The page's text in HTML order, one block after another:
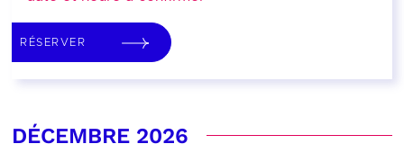
RÉSERVER
DÉCEMBRE 2026